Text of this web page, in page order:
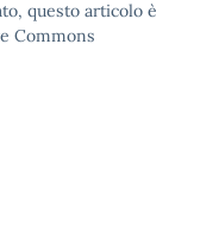
questo articolo è
Commons